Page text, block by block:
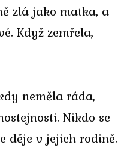
zlá jako matka, a
Když zemřela,
neměla ráda,
Nikdo se
děje v jejich rodině.